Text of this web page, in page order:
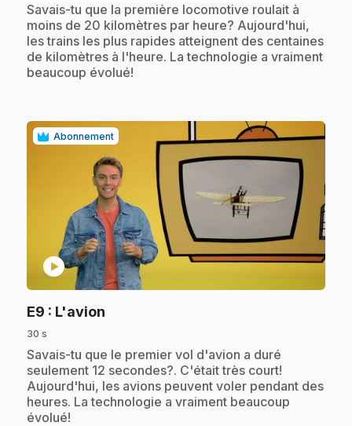
.Savais-tu que la première locomotive roulait à
moins de 20 kilomètres par heure? Aujourd'hui,
les trains les plus rapides atteignent des centaines
de kilomètres à l'heure. La technologie a vraiment
beaucoup évolué!
Abonnement
play_circle
E9 : L'avion
30 s
.Savais-tu que le premier vol d'avion a duré
seulement 12 secondes?. C'était très court!
Aujourd'hui, les avions peuvent voler pendant des
heures. La technologie a vraiment beaucoup
évolué!